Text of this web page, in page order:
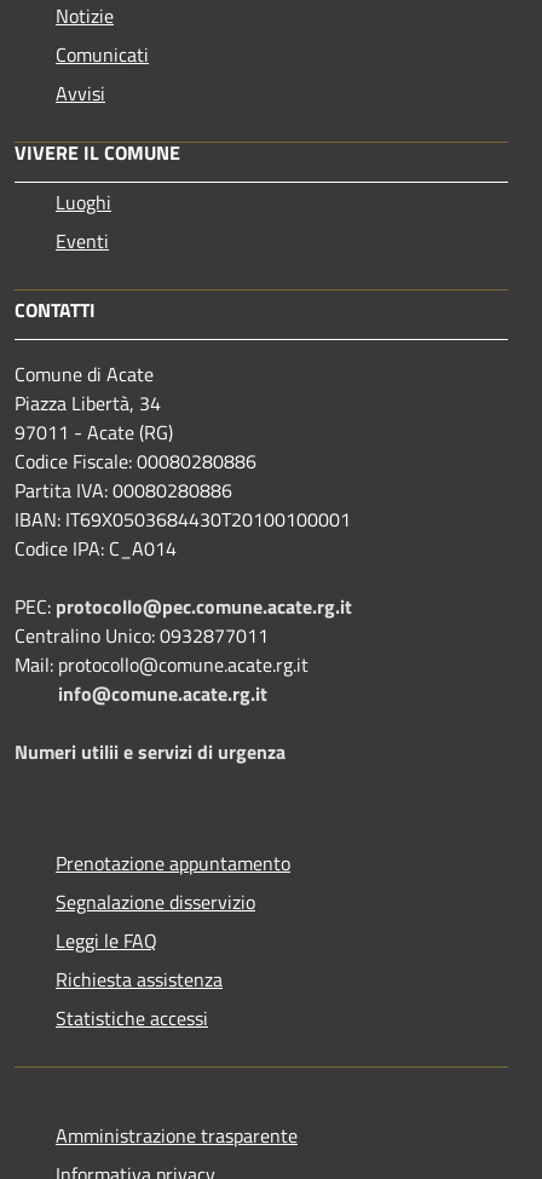
Notizie
Comunicati
Avvisi
VIVERE IL COMUNE
Luoghi
Eventi
CONTATTI
Comune di Acate
Piazza Libertà, 34
97011 - Acate (RG)
Codice Fiscale: 00080280886
Partita IVA: 00080280886
IBAN: IT69X0503684430T20100100001
Codice IPA: C_A014
PEC: protocollo@pec.comune.acate.rg.it
Centralino Unico: 0932877011
Mail: protocollo@comune.acate.rg.it
info@comune.acate.rg.it
Numeri utilii e servizi di urgenza
Prenotazione appuntamento
Segnalazione disservizio
Leggi le FAQ
Richiesta assistenza
Statistiche accessi
Amministrazione trasparente